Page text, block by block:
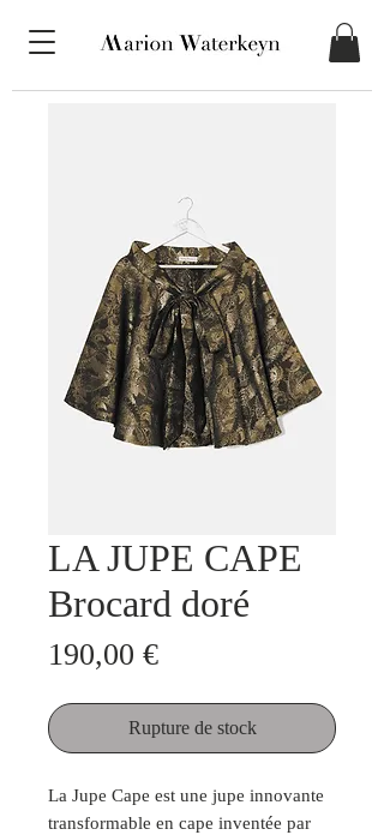
LA JUPE CAPE
Brocard doré
190,00 €Prix
Rupture de stock
La Jupe Cape est une jupe innovante
transformable en cape inventée par